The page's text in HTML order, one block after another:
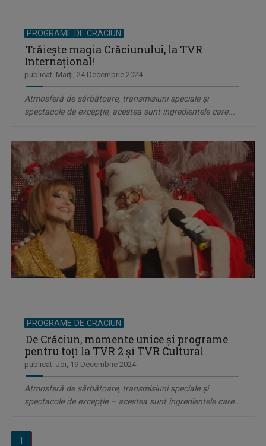
PROGRAME DE CRACIUN
Trăiește magia Crăciunului, la TVR
Internațional!
publicat: Marţi, 24 Decembrie 2024
Atmosferă de sărbătoare, transmisiuni speciale și
spectacole de excepție, acestea sunt ingredientele care...
PROGRAME DE CRACIUN
De Crăciun, momente unice și programe
pentru toţi la TVR 2 și TVR Cultural
publicat: Joi, 19 Decembrie 2024
Atmosferă de sărbătoare, transmisiuni speciale și
spectacole de excepție – acestea sunt ingredientele care...
1